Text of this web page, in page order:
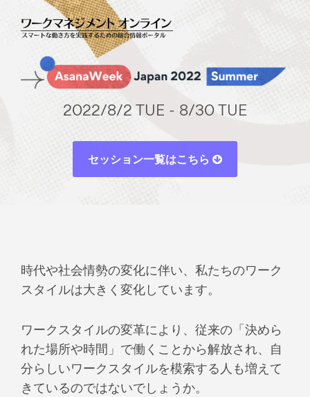
2022/8/2 TUE - 8/30 TUE
セッション一覧はこちら
時代や社会情勢の変化に伴い、私たちのワーク
スタイルは大きく変化しています。
ワークスタイルの変革により、従来の「決めら
れた場所や時間」で働くことから解放され、自
分らしいワークスタイルを模索する人も増えて
きているのではないでしょうか。